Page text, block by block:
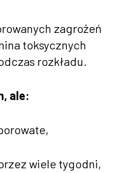
zagrożeń
toksycznych
rozkładu.
ale:
wiele tygodni,